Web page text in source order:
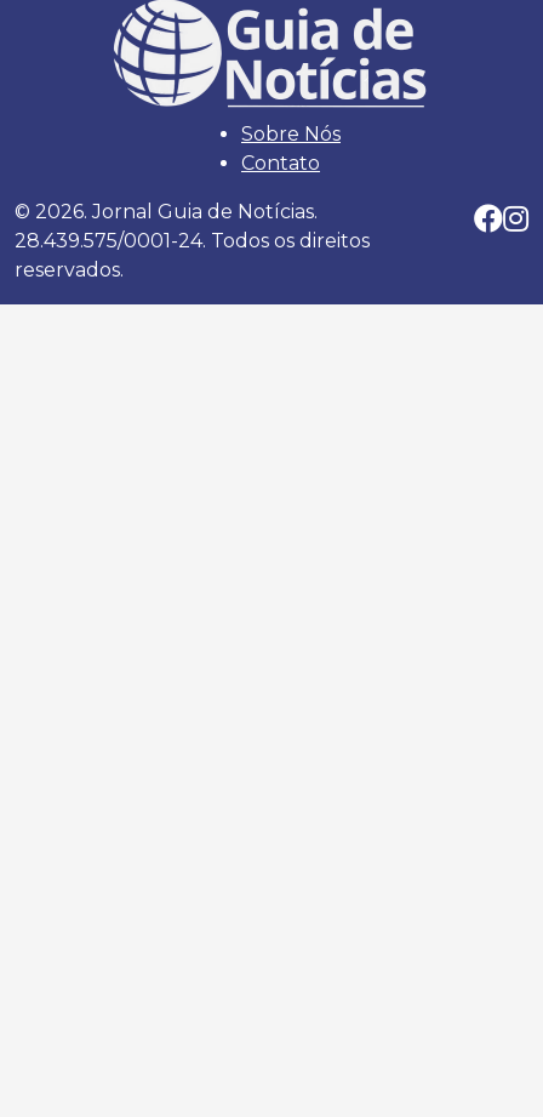
Sobre Nós
Contato
© 2026. Jornal Guia de Notícias.
28.439.575/0001-24. Todos os direitos
reservados.